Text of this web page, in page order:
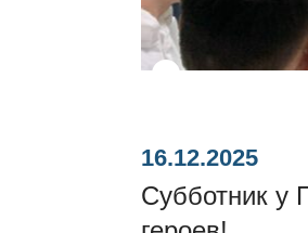
16.12.2025
Субботник у